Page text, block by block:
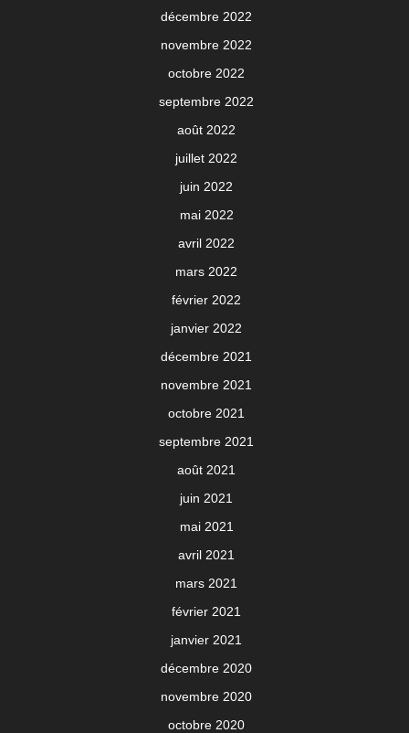
décembre 2022
novembre 2022
octobre 2022
septembre 2022
août 2022
juillet 2022
juin 2022
mai 2022
avril 2022
mars 2022
février 2022
janvier 2022
décembre 2021
novembre 2021
octobre 2021
septembre 2021
août 2021
juin 2021
mai 2021
avril 2021
mars 2021
février 2021
janvier 2021
décembre 2020
novembre 2020
octobre 2020